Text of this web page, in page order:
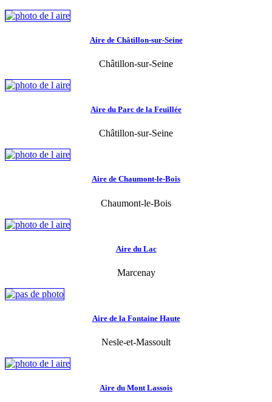
Aire de Châtillon-sur-Seine
Châtillon-sur-Seine
Aire du Parc de la Feuillée
Châtillon-sur-Seine
Aire de Chaumont-le-Bois
Chaumont-le-Bois
Aire du Lac
Marcenay
Aire de la Fontaine Haute
Nesle-et-Massoult
Aire du Mont Lassois